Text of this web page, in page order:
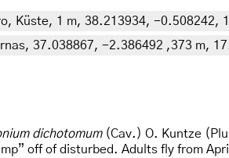
Küste, 1 m, 38.213934, -0.508242,
37.038867, -2.386492 ,373 m,
dichotomum(Cav.) O. Kuntze
off of disturbed. Adults fly from